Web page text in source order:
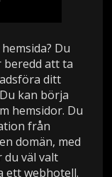
Du
att ta
ditt
kan börja
hemsidor. Du
från
domän, med
du väl valt
ett webhotell.